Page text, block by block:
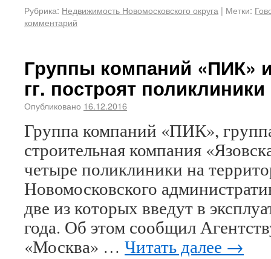
Рубрика: Недвижимость Новомосковского округа | Метки:
комментарий
Группы компаний «ПИК»
гг. построят
Опубликовано 16.12.2016
Группа компаний «ПИК»,
строительная компания
четыре поликлиники на
Новомосковского
две из которых введут в
года. Об этом сообщил
«Москва» … Читать далее →